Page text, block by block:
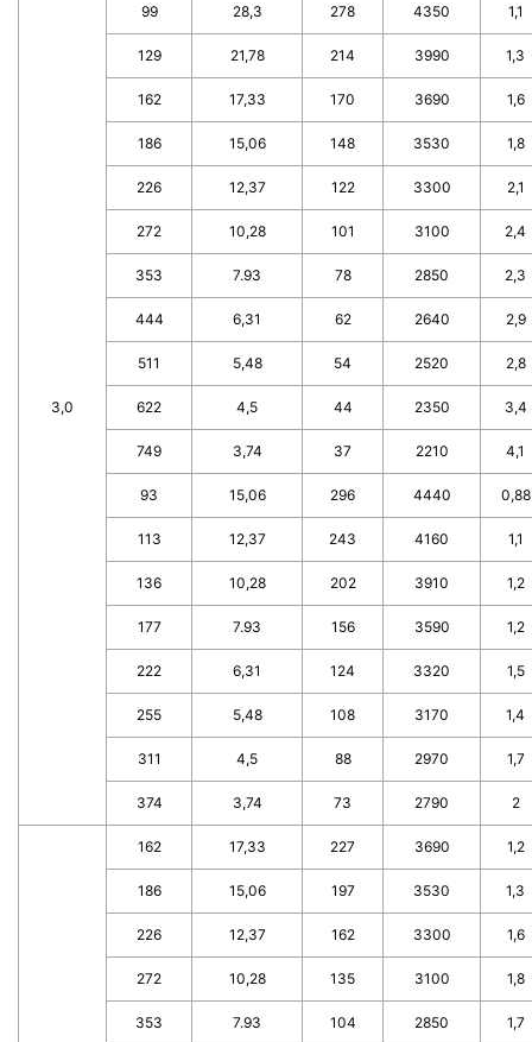
3,0
99 28,3 278 4350 1,1
129 21,78 214 3990 1,3
162 17,33 170 3690 1,6
186 15,06 148 3530 1,8
226 12,37 122 3300 2,1
272 10,28 101 3100 2,4
353 7.93 78 2850 2,3
444 6,31 62 2640 2,9
511 5,48 54 2520 2,8
622 4,5 44 2350 3,4
749 3,74 37 2210 4,1
93 15,06 296 4440 0,88
113 12,37 243 4160 1,1
136 10,28 202 3910 1,2
177 7.93 156 3590 1,2
222 6,31 124 3320 1,5
255 5,48 108 3170 1,4
311 4,5 88 2970 1,7
374 3,74 73 2790 2
162 17,33 227 3690 1,2
186 15,06 197 3530 1,3
226 12,37 162 3300 1,6
272 10,28 135 3100 1,8
353 7.93 104 2850 1,7